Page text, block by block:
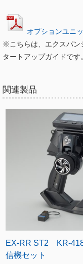
オプションユニ
※こちらは、エクスパン
タートアップガイドです。
関連製品
EX-RR ST2 KR-
信機セット